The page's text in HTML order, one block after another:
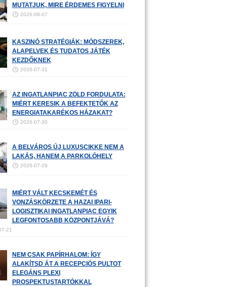
MUTATJUK, MIRE ÉRDEMES FIGYELNI
2026-08-07
KASZINÓ STRATÉGIÁK: MÓDSZEREK,
ALAPELVEK ÉS TUDATOS JÁTÉK
KEZDŐKNEK
2026-07-31
AZ INGATLANPIAC ZÖLD FORDULATA:
MIÉRT KERESIK A BEFEKTETŐK AZ
ENERGIATAKARÉKOS HÁZAKAT?
2026-07-30
A BELVÁROS ÚJ LUXUSCIKKE NEM A
LAKÁS, HANEM A PARKOLÓHELY
2026-07-29
MIÉRT VÁLT KECSKEMÉT ÉS
VONZÁSKÖRZETE A HAZAI IPARI-
LOGISZTIKAI INGATLANPIAC EGYIK
LEGFONTOSABB KÖZPONTJÁVÁ?
21
NEM CSAK PAPÍRHALOM: ÍGY
ALAKÍTSD ÁT A RECEPCIÓS PULTOT
ELEGÁNS PLEXI
PROSPEKTUSTARTÓKKAL